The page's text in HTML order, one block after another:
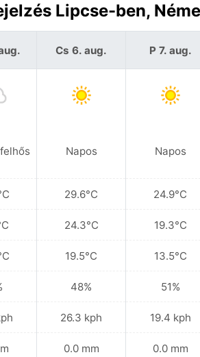
Lipcse-ben,
Cs 6. aug.
Napos
29.6°C
24.3°C
19.5°C
48%
26.3 kph
0.0 mm
P 7. aug.
Napos
24.9°C
19.3°C
13.5°C
51%
19.4 kph
0.0 mm